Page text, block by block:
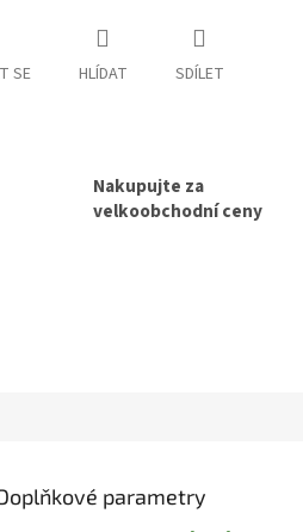
SE HLÍDAT SDÍLET
Nakupujte za
velkoobchodní ceny
parametry